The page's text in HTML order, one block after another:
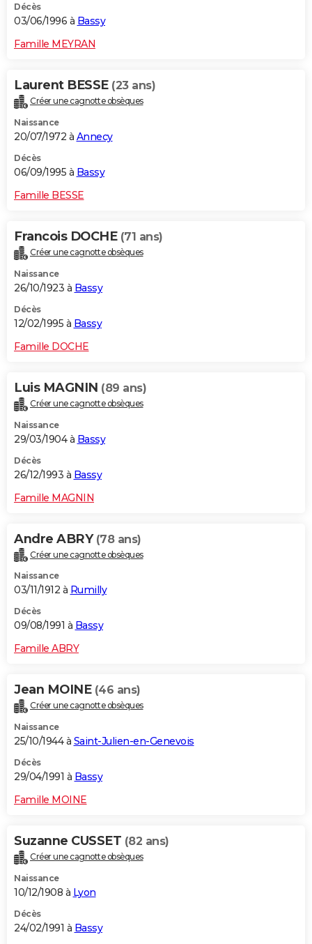
Décès
03/06/1996 à Bassy
Famille MEYRAN
Laurent BESSE (23 ans)
Créer une cagnotte obsèques
Naissance
20/07/1972 à Annecy
Décès
06/09/1995 à Bassy
Famille BESSE
Francois DOCHE (71 ans)
Créer une cagnotte obsèques
Naissance
26/10/1923 à Bassy
Décès
12/02/1995 à Bassy
Famille DOCHE
Luis MAGNIN (89 ans)
Créer une cagnotte obsèques
Naissance
29/03/1904 à Bassy
Décès
26/12/1993 à Bassy
Famille MAGNIN
Andre ABRY (78 ans)
Créer une cagnotte obsèques
Naissance
03/11/1912 à Rumilly
Décès
09/08/1991 à Bassy
Famille ABRY
Jean MOINE (46 ans)
Créer une cagnotte obsèques
Naissance
25/10/1944 à Saint-Julien-en-Genevois
Décès
29/04/1991 à Bassy
Famille MOINE
Suzanne CUSSET (82 ans)
Créer une cagnotte obsèques
Naissance
10/12/1908 à Lyon
Décès
24/02/1991 à Bassy